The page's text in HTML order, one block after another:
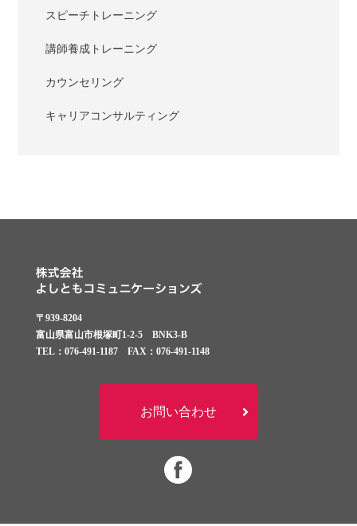
スピーチトレーニング
講師養成トレーニング
カウンセリング
キャリアコンサルティング
〒939-8204
富山県富山市根塚町1-2-5 BNK3-B
TEL：076-491-1187 FAX：076-491-1148
お問い合わせ